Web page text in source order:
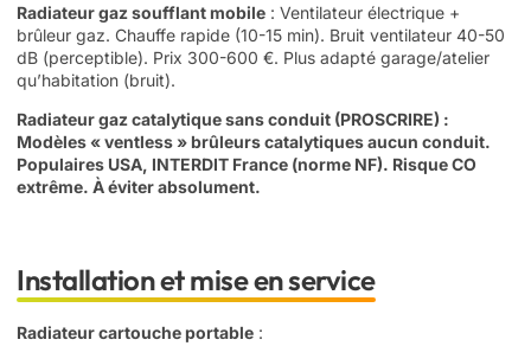
Radiateur gaz soufflant mobile : Ventilateur électrique +
brûleur gaz. Chauffe rapide (10-15 min). Bruit ventilateur 40-50
dB (perceptible). Prix 300-600 €. Plus adapté garage/atelier
qu’habitation (bruit).
Radiateur gaz catalytique sans conduit (PROSCRIRE) :
Modèles « ventless » brûleurs catalytiques aucun conduit.
Populaires USA, INTERDIT France (norme NF). Risque CO
extrême. À éviter absolument.
Installation et mise en service
Radiateur cartouche portable :